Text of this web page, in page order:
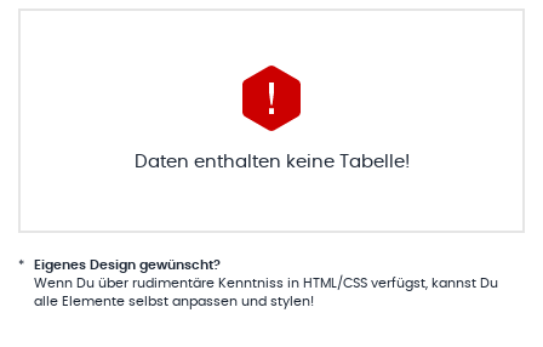
Daten enthalten keine Tabelle!
*
Eigenes Design gewünscht?
Wenn Du über rudimentäre Kenntniss in HTML/CSS verfügst, kannst Du
alle Elemente selbst anpassen und stylen!